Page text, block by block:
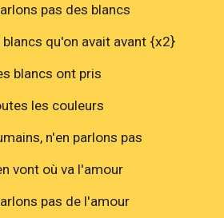
pas des blancs
blancs qu'on avait avant {x2}
blancs ont pris
les couleurs
n'en parlons pas
vont où va l'amour
pas de l'amour